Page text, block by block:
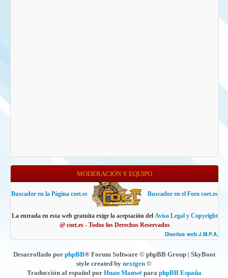
MODERACIÓN Y EQUIPO
Buscador en la Página coet.es Buscador en el Foro coet.es
La entrada en esta web gratuita exige la aceptación del Aviso Legal y Copyright
@ coet.es - Todos los Derechos Reservados
Diseños web J.M.P.A.
Desarrollado por phpBB® Forum Software © phpBB Group | SkyBoot
style created by nextgen ©
Traducción al español por Huan Manwëpara phpBB España